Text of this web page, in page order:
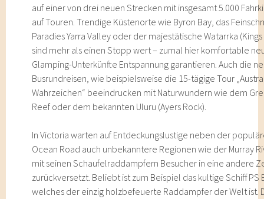
auf einer von drei neuen Strecken mit insgesamt 5.000
auf Touren. Trendige Küstenorte wie Byron Bay, das
Paradies Yarra Valley oder der majestätische Watarrka
sind mehr als einen Stopp wert – zumal hier komfortable
Glamping-Unterkünfte Entspannung garantieren. Auch die
Busrundreisen, wie beispielsweise die 15-tägige Tour
Wahrzeichen“ beeindrucken mit Naturwundern wie dem
Reef oder dem bekannten Uluru (Ayers Rock).
In Victoria warten auf Entdeckungslustige neben der
Ocean Road auch unbekanntere Regionen wie der Murray
mit seinen Schaufelraddampfern Besucher in eine andere
zurückversetzt. Beliebt ist zum Beispiel das kultige Schiff PS
welches der einzig holzbefeuerte Raddampfer der Welt ist.